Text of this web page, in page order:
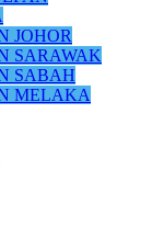
JOHOR
SARAWAK
SABAH
MELAKA